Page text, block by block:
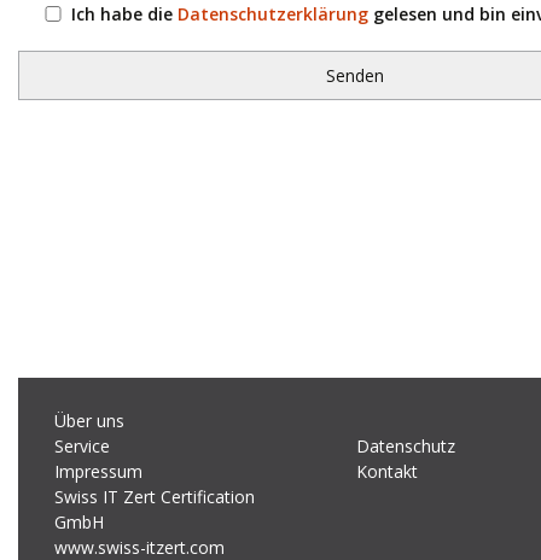
Ich habe die Datenschutzerklärung gelesen und bin
Über uns
Service
Impressum
Datenschutz
Kontakt
Swiss IT Zert Certification
GmbH
www.swiss-itzert.com